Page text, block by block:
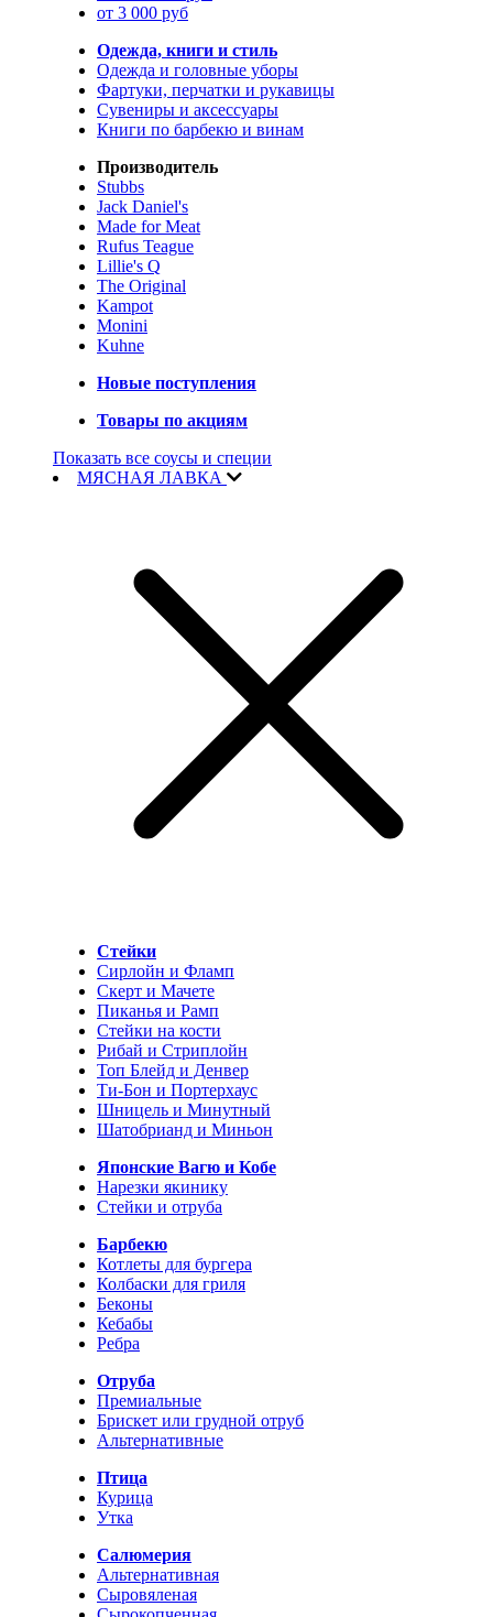
от 3 000 руб
Одежда, книги и стиль
Одежда и головные уборы
Фартуки, перчатки и рукавицы
Сувениры и аксессуары
Книги по барбекю и винам
Производитель
Stubbs
Jack Daniel's
Made for Meat
Rufus Teague
Lillie's Q
The Original
Kampot
Monini
Kuhne
Новые поступления
Товары по акциям
Показать все соусы и специи
МЯСНАЯ ЛАВКА
Стейки
Сирлойн и Фламп
Скерт и Мачете
Пиканья и Рамп
Стейки на кости
Рибай и Стриплойн
Топ Блейд и Денвер
Ти-Бон и Портерхаус
Шницель и Минутный
Шатобрианд и Миньон
Японские Вагю и Кобе
Нарезки якинику
Стейки и отруба
Барбекю
Котлеты для бургера
Колбаски для гриля
Беконы
Кебабы
Ребра
Отруба
Премиальные
Брискет или грудной отруб
Альтернативные
Птица
Курица
Утка
Салюмерия
Альтернативная
Сыровяленая